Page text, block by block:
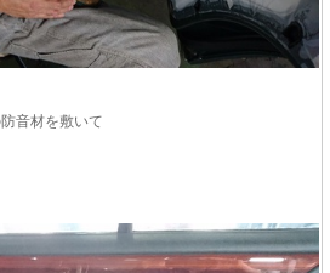
音材を敷いて